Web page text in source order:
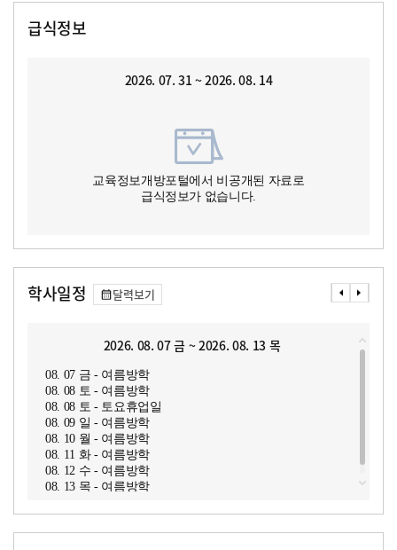
급식정보
2026. 07. 31 ~ 2026. 08. 14
교육정보개방포털에서 비공개된 자료로
급식정보가 없습니다.
학사일정 달력보기
2026. 08. 07 금 ~ 2026. 08. 13 목
08. 07 금 - 여름방학
08. 08 토 - 여름방학
08. 08 토 - 토요휴업일
08. 09 일 - 여름방학
08. 10 월 - 여름방학
08. 11 화 - 여름방학
08. 12 수 - 여름방학
08. 13 목 - 여름방학